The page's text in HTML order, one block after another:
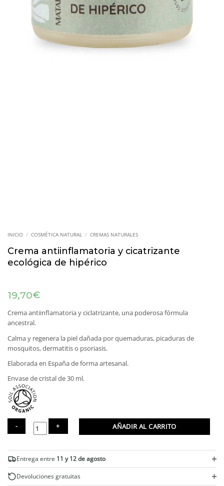
INICIO / COSMÉTICA NATURAL / CREMAS NATURALES
Crema antiinflamatoria y cicatrizante
ecológica de hipérico
19,70€
Crema antiinflamatoria y ciclatrizante, una poderosa fórmula
ancestral.
Calma y regenera la piel dañada por quemaduras, picaduras de
mosquitos, dermatitis o psoriasis.
Elaborada en España de forma artesanal.
Envase de cristal de 30 ml.
antiinflamatoria
y
cicatrizante
ecológica
AÑADIR AL CARRITO
Entrega entre 11 y 12 de agosto +
Devoluciones gratuitas +